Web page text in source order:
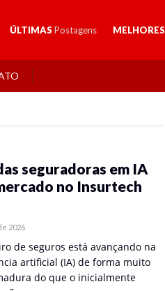
ÚLTIMAS Postagens MELHORES
seguradoras em IA
no Insurtech
2026
de seguros está avançando na
artificial (IA) de forma muito
do que o inicialmente